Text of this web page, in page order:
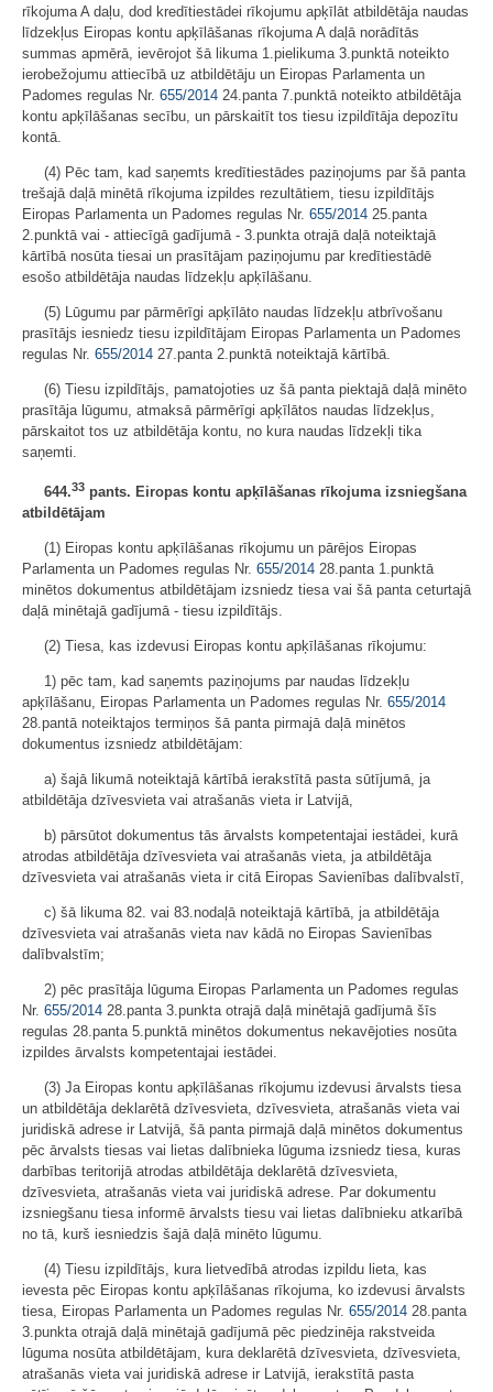
rīkojuma A daļu, dod kredītiestādei rīkojumu apķīlāt atbildētāja naudas
līdzekļus Eiropas kontu apķīlāšanas rīkojuma A daļā norādītās
summas apmērā, ievērojot šā likuma 1.pielikuma 3.punktā noteikto
ierobežojumu attiecībā uz atbildētāju un Eiropas Parlamenta un
Padomes regulas Nr. 655/2014 24.panta 7.punktā noteikto atbildētāja
kontu apķīlāšanas secību, un pārskaitīt tos tiesu izpildītāja depozītu
kontā.
(4) Pēc tam, kad saņemts kredītiestādes paziņojums par šā panta
trešajā daļā minētā rīkojuma izpildes rezultātiem, tiesu izpildītājs
Eiropas Parlamenta un Padomes regulas Nr. 655/2014 25.panta
2.punktā vai - attiecīgā gadījumā - 3.punkta otrajā daļā noteiktajā
kārtībā nosūta tiesai un prasītājam paziņojumu par kredītiestādē
esošo atbildētāja naudas līdzekļu apķīlāšanu.
(5) Lūgumu par pārmērīgi apķīlāto naudas līdzekļu atbrīvošanu
prasītājs iesniedz tiesu izpildītājam Eiropas Parlamenta un Padomes
regulas Nr. 655/2014 27.panta 2.punktā noteiktajā kārtībā.
(6) Tiesu izpildītājs, pamatojoties uz šā panta piektajā daļā minēto
prasītāja lūgumu, atmaksā pārmērīgi apķīlātos naudas līdzekļus,
pārskaitot tos uz atbildētāja kontu, no kura naudas līdzekļi tika
saņemti.
644.33 pants. Eiropas kontu apķīlāšanas rīkojuma izsniegšana
atbildētājam
(1) Eiropas kontu apķīlāšanas rīkojumu un pārējos Eiropas
Parlamenta un Padomes regulas Nr. 655/2014 28.panta 1.punktā
minētos dokumentus atbildētājam izsniedz tiesa vai šā panta ceturtajā
daļā minētajā gadījumā - tiesu izpildītājs.
(2) Tiesa, kas izdevusi Eiropas kontu apķīlāšanas rīkojumu:
1) pēc tam, kad saņemts paziņojums par naudas līdzekļu
apķīlāšanu, Eiropas Parlamenta un Padomes regulas Nr. 655/2014
28.pantā noteiktajos termiņos šā panta pirmajā daļā minētos
dokumentus izsniedz atbildētājam:
a) šajā likumā noteiktajā kārtībā ierakstītā pasta sūtījumā, ja
atbildētāja dzīvesvieta vai atrašanās vieta ir Latvijā,
b) pārsūtot dokumentus tās ārvalsts kompetentajai iestādei, kurā
atrodas atbildētāja dzīvesvieta vai atrašanās vieta, ja atbildētāja
dzīvesvieta vai atrašanās vieta ir citā Eiropas Savienības dalībvalstī,
c) šā likuma 82. vai 83.nodaļā noteiktajā kārtībā, ja atbildētāja
dzīvesvieta vai atrašanās vieta nav kādā no Eiropas Savienības
dalībvalstīm;
2) pēc prasītāja lūguma Eiropas Parlamenta un Padomes regulas
Nr. 655/2014 28.panta 3.punkta otrajā daļā minētajā gadījumā šīs
regulas 28.panta 5.punktā minētos dokumentus nekavējoties nosūta
izpildes ārvalsts kompetentajai iestādei.
(3) Ja Eiropas kontu apķīlāšanas rīkojumu izdevusi ārvalsts tiesa
un atbildētāja deklarētā dzīvesvieta, dzīvesvieta, atrašanās vieta vai
juridiskā adrese ir Latvijā, šā panta pirmajā daļā minētos dokumentus
pēc ārvalsts tiesas vai lietas dalībnieka lūguma izsniedz tiesa, kuras
darbības teritorijā atrodas atbildētāja deklarētā dzīvesvieta,
dzīvesvieta, atrašanās vieta vai juridiskā adrese. Par dokumentu
izsniegšanu tiesa informē ārvalsts tiesu vai lietas dalībnieku atkarībā
no tā, kurš iesniedzis šajā daļā minēto lūgumu.
(4) Tiesu izpildītājs, kura lietvedībā atrodas izpildu lieta, kas
ievesta pēc Eiropas kontu apķīlāšanas rīkojuma, ko izdevusi ārvalsts
tiesa, Eiropas Parlamenta un Padomes regulas Nr. 655/2014 28.panta
3.punkta otrajā daļā minētajā gadījumā pēc piedzinēja rakstveida
lūguma nosūta atbildētājam, kura deklarētā dzīvesvieta, dzīvesvieta,
atrašanās vieta vai juridiskā adrese ir Latvijā, ierakstītā pasta